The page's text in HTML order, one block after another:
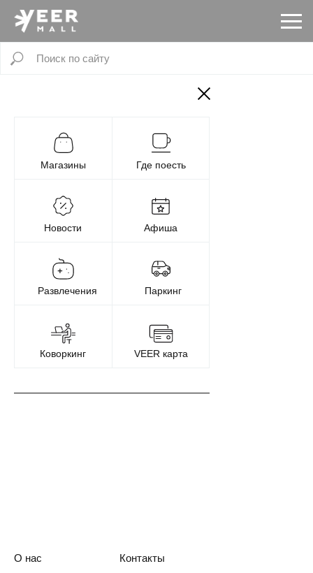
Магазины Где поесть
Новости
Паркинг
Афиша
Развлечения
О нас Контакты
VEER карта
Коворкинг